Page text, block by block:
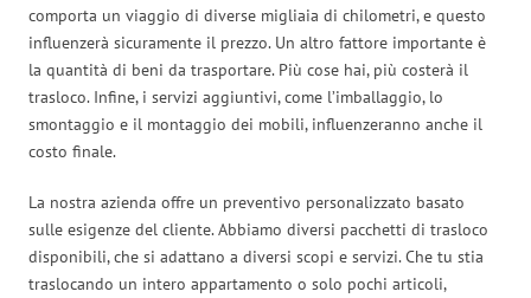
comporta un viaggio di diverse migliaia di chilometri, e questo
influenzerà sicuramente il prezzo. Un altro fattore importante è
la quantità di beni da trasportare. Più cose hai, più costerà il
trasloco. Infine, i servizi aggiuntivi, come l’imballaggio, lo
smontaggio e il montaggio dei mobili, influenzeranno anche il
costo finale.
La nostra azienda offre un preventivo personalizzato basato
sulle esigenze del cliente. Abbiamo diversi pacchetti di trasloco
disponibili, che si adattano a diversi scopi e servizi. Che tu stia
traslocando un intero appartamento o solo pochi articoli,